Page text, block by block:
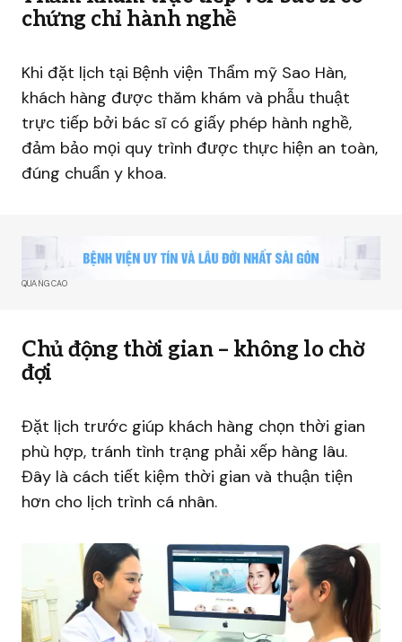
chứng chỉ hành nghề
Khi đặt lịch tại Bệnh viện Thẩm mỹ Sao Hàn,
khách hàng được thăm khám và phẫu thuật
trực tiếp bởi bác sĩ có giấy phép hành nghề,
đảm bảo mọi quy trình được thực hiện an toàn,
đúng chuẩn y khoa.
QUẢNG CÁO
Chủ động thời gian – không lo chờ
đợi
Đặt lịch trước giúp khách hàng chọn thời gian
phù hợp, tránh tình trạng phải xếp hàng lâu.
Đây là cách tiết kiệm thời gian và thuận tiện
hơn cho lịch trình cá nhân.